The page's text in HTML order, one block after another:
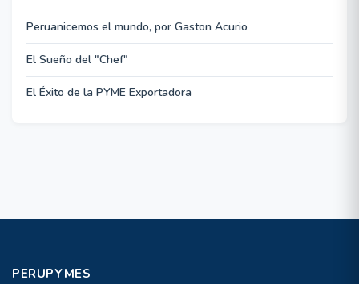
Peruanicemos el mundo, por Gaston Acurio
El Sueño del "Chef"
El Éxito de la PYME Exportadora
PERUPYMES